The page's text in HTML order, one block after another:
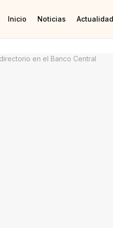
Inicio Noticias Actualidad